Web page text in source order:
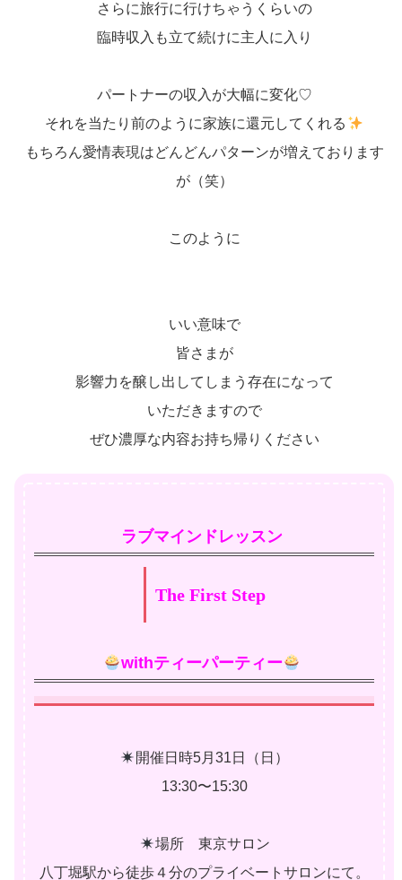
さらに旅行に行けちゃうくらいの
臨時収入も立て続けに主人に入り
パートナーの収入が大幅に変化♡
それを当たり前のように家族に還元してくれる
もちろん愛情表現はどんどんパターンが増えております
が（笑）
このように
いい意味で
皆さまが
影響力を醸し出してしまう存在になって
いただきますので
ぜひ濃厚な内容お持ち帰りください
ラブマインドレッスン
The First Step
withティーパーティー
開催日時5月31日（日）
13:30〜15:30
場所 東京サロン
八丁堀駅から徒歩４分のプライベートサロンにて。